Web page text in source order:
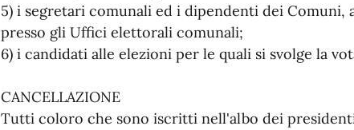
5) i segretari comunali ed i dipendenti dei Comuni,
presso gli Uffici elettorali comunali;
6) i candidati alle elezioni per le quali si svolge la
CANCELLAZIONE
Tutti coloro che sono iscritti nell'albo dei